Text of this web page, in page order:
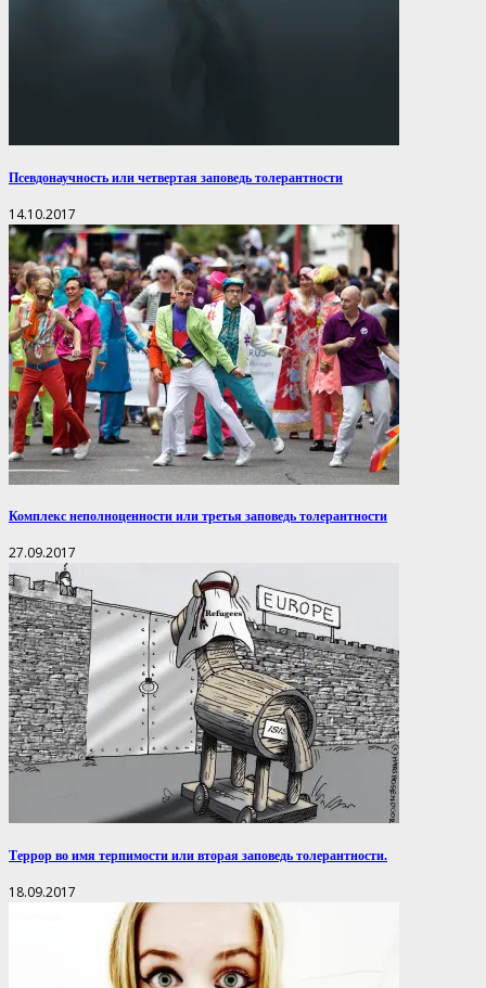
Псевдонаучность или четвертая заповедь толерантности
14.10.2017
Комплекс неполноценности или третья заповедь толерантности
27.09.2017
Террор во имя терпимости или вторая заповедь толерантности.
18.09.2017